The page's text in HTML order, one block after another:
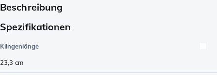
Beschreibung
Spezifikationen
Klingenlänge
23,3 cm